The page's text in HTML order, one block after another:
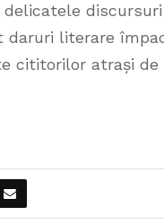
delicatele
daruri literare
cititorilor atrași de